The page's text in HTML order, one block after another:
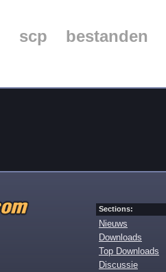
scp
bestanden
Sections:
Nieuws
Downloads
Top Downloads
Discussie